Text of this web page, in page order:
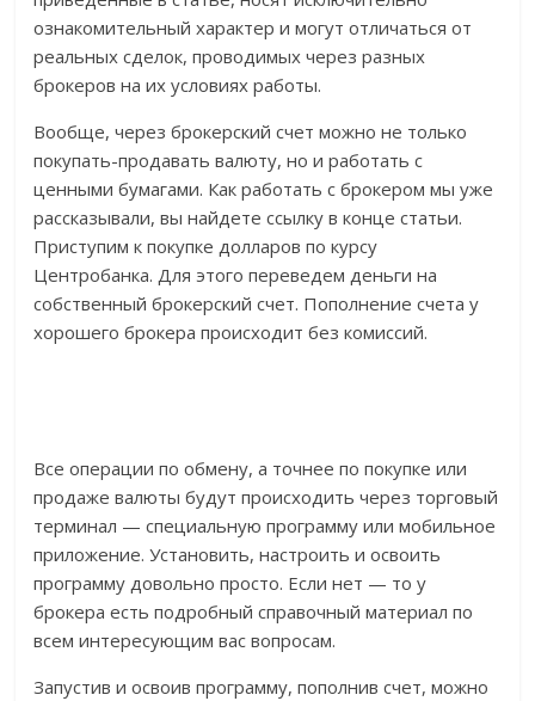
ознакомительный характер и могут отличаться от
реальных сделок, проводимых через разных
брокеров на их условиях работы.
Вообще, через брокерский счет можно не только
покупать-продавать валюту, но и работать с
ценными бумагами. Как работать с брокером мы уже
рассказывали, вы найдете ссылку в конце статьи.
Приступим к покупке долларов по курсу
Центробанка. Для этого переведем деньги на
собственный брокерский счет. Пополнение счета у
хорошего брокера происходит без комиссий.
Все операции по обмену, а точнее по покупке или
продаже валюты будут происходить через торговый
терминал — специальную программу или мобильное
приложение. Установить, настроить и освоить
программу довольно просто. Если нет — то у
брокера есть подробный справочный материал по
всем интересующим вас вопросам.
Запустив и освоив программу, пополнив счет, можно